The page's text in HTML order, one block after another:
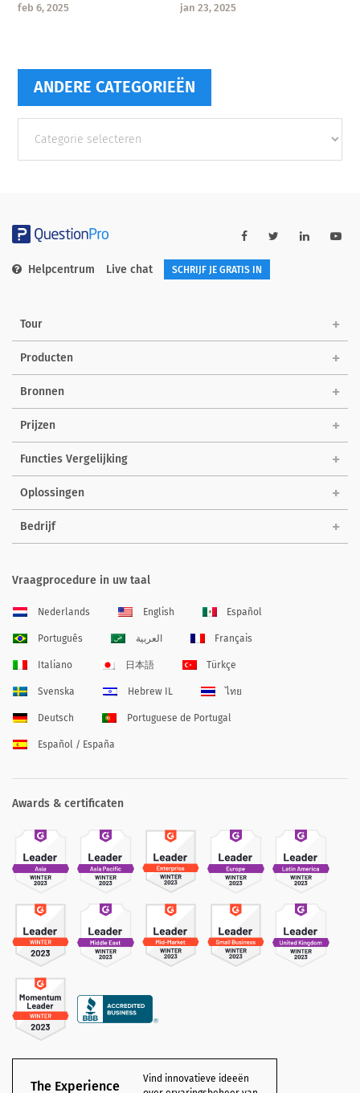
feb 6, 2025 jan 23, 2025
ANDERE CATEGORIEËN
categorieën
Helpcentrum Live chat SCHRIJF JE GRATIS IN
Tour
Producten
Bronnen
Prijzen
Functies Vergelijking
Oplossingen
Bedrijf
Vraagprocedure in uw taal
Nederlands English Español
Português العربية Français
Italiano 日本語 Türkçe
Svenska Hebrew IL ไทย
Deutsch Portuguese de Portugal
Español / España
Awards & certificaten
The Experience
Vind innovatieve ideeën